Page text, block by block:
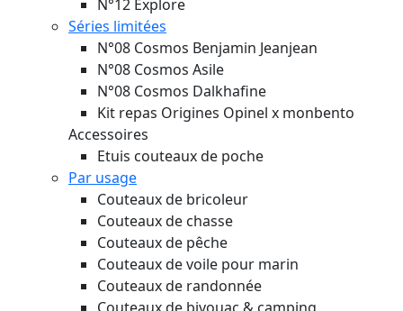
N°12 Explore
Séries limitées
N°08 Cosmos Benjamin Jeanjean
N°08 Cosmos Asile
N°08 Cosmos Dalkhafine
Kit repas Origines Opinel x monbento
Accessoires
Etuis couteaux de poche
Par usage
Couteaux de bricoleur
Couteaux de chasse
Couteaux de pêche
Couteaux de voile pour marin
Couteaux de randonnée